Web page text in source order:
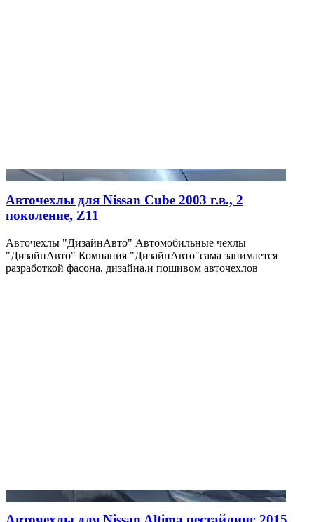
Авточехлы для Nissan Cube 2003 г.в., 2
поколение, Z11
Авточехлы "ДизайнАвто" Автомобильные чехлы
"ДизайнАвто" Компания "ДизайнАвто"сама занимается
разработкой фасона, дизайна,и пошивом авточехлов